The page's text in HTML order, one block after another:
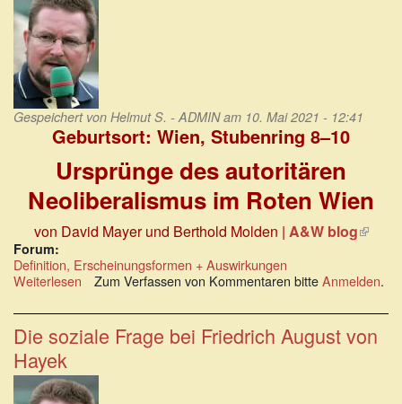
Gespeichert von Helmut S. - ADMINam 10. Mai 2021 - 12:41
Geburtsort: Wien, Stubenring 8–10
Ursprünge des autoritären
Neoliberalismus im Roten Wien
von David Mayer und Berthold Molden | A&W blog(Link
Forum:
Definition, Erscheinungsformen + Auswirkungen
Weiterlesen über
des
autoritären
Neoliberalismus
Roten
Wien
Zum Verfassen von Kommentaren bitteAnmelden.
Die soziale Frage bei Friedrich August von
Hayek